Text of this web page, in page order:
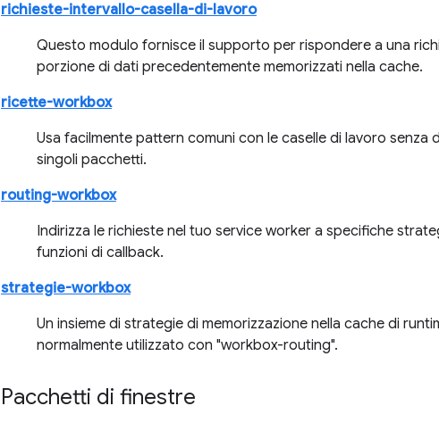
richieste-intervallo-casella-di-lavoro
Questo modulo fornisce il supporto per rispondere a una
porzione di dati precedentemente memorizzati nella cache.
ricette-workbox
Usa facilmente pattern comuni con le caselle di lavoro
singoli pacchetti.
routing-workbox
Indirizza le richieste nel tuo service worker a specifiche
funzioni di callback.
strategie-workbox
Un insieme di strategie di memorizzazione nella cache di
normalmente utilizzato con "workbox-routing".
Pacchetti di finestre